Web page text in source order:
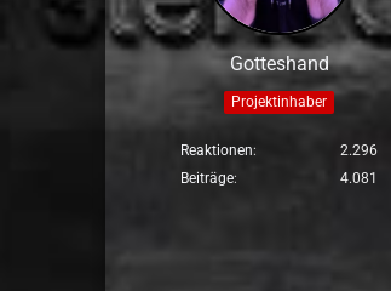
Gotteshand
Projektinhaber
Reaktionen
2.296
Beiträge
4.081